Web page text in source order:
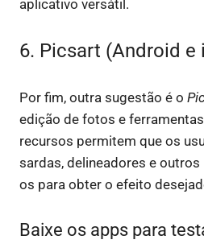
aplicativo versátil.
6. Picsart (Android e
Por fim, outra sugestão é o
edição de fotos e
recursos permitem que os
sardas, delineadores e
os para obter o efeito
Baixe os apps para